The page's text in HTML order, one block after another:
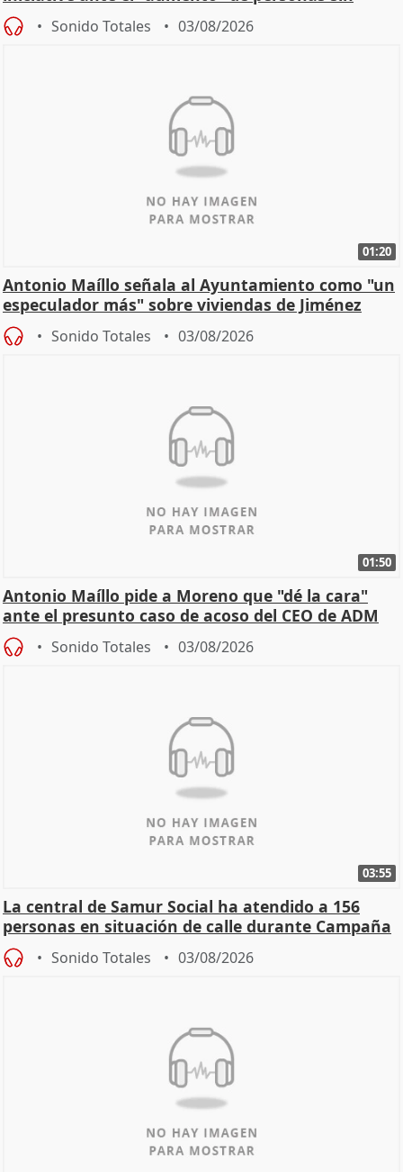
hogar en Madri
Sonido Totales 03/08/2026
01:20
Antonio Maíllo señala al Ayuntamiento como "un
especulador más" sobre viviendas de Jiménez
Becerril
Sonido Totales 03/08/2026
01:50
Antonio Maíllo pide a Moreno que "dé la cara"
ante el presunto caso de acoso del CEO de ADM
Sonido Totales 03/08/2026
03:55
La central de Samur Social ha atendido a 156
personas en situación de calle durante Campaña
de Calor
Sonido Totales 03/08/2026